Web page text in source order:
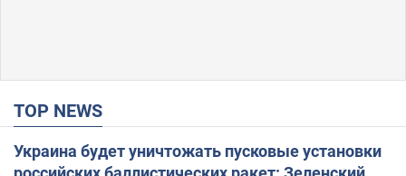
TOP NEWS
Украина будет уничтожать пусковые установки